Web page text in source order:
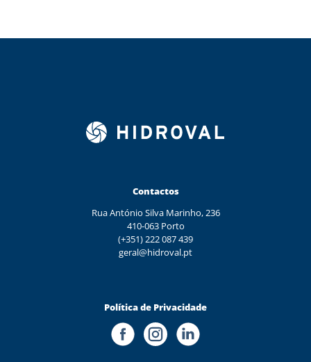
Contactos
Rua António Silva Marinho, 236
410-063 Porto
(+351) 222 087 439
geral@hidroval.pt
Política de Privacidade